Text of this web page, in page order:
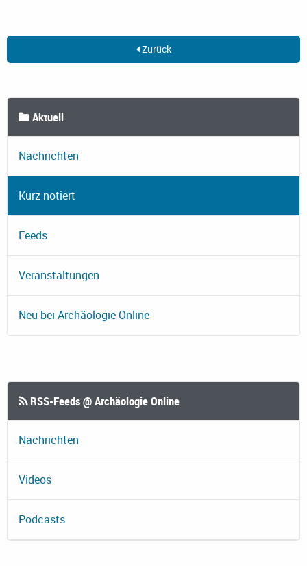
Zurück
Aktuell
Nachrichten
Kurz notiert
Feeds
Veranstaltungen
Neu bei Archäologie Online
RSS-Feeds @ Archäologie Online
Nachrichten
Videos
Podcasts